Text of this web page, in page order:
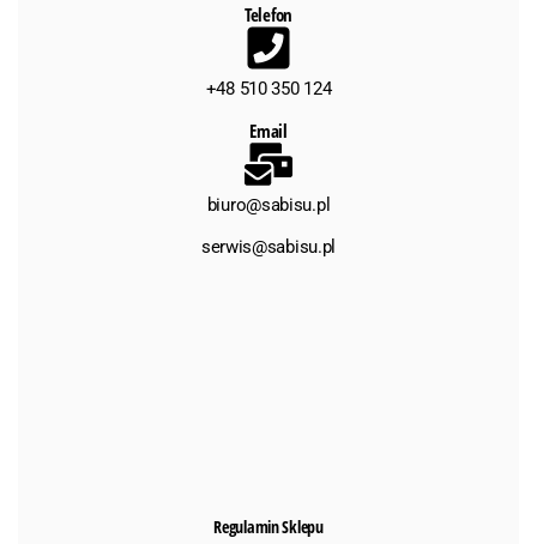
Telefon
+48 510 350 124
Email
biuro@sabisu.pl
serwis@sabisu.pl
Regulamin Sklepu